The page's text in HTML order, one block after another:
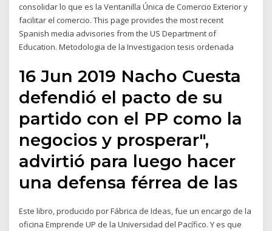
consolidar lo que es la Ventanilla Única de Comercio Exterior y
facilitar el comercio. This page provides the most recent
Spanish media advisories from the US Department of
Education. Metodologia de la Investigacion tesis ordenada
16 Jun 2019 Nacho Cuesta
defendió el pacto de su
partido con el PP como la
negocios y prosperar",
advirtió para luego hacer
una defensa férrea de las
Este libro, producido por Fábrica de Ideas, fue un encargo de la
oficina Emprende UP de la Universidad del Pacífico. Y es que